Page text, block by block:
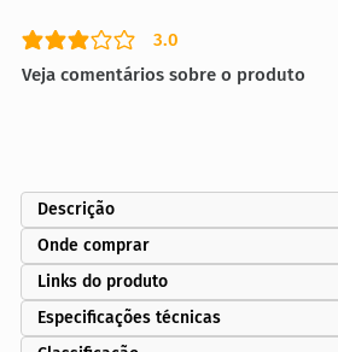
3.0
classificação média é 3 de 5
Veja comentários sobre o produto
Descrição
Onde comprar
Links do produto
Especificações técnicas